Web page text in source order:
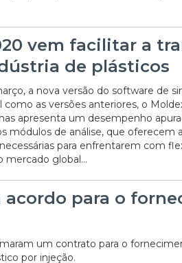
vem facilitar a
de plásticos
a nova versão do software de
como as versões anteriores, o
apresenta um desempenho
módulos de análise, que oferecem
para enfrentarem com
mercado global...
acordo para o
um contrato para o
por injeção.